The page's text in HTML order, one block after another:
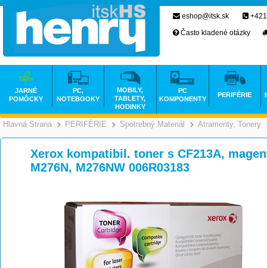
Hlavná Strana >
PERIFÉRIE >
Spotrebný Materiál >
Atramenty, Tonery
Xerox kompatibil. toner s CF213A,
M276N, M276NW 006R03183
eshop@itsk.sk
Často kladené otázky
JARNÉ
POMÔCKY
PC,
NOTEBOOKY
MOBILY,
TABLETY,
HODINKY
PC
KOMPONENTY
PERIFÉRIE